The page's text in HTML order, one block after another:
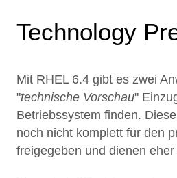
Technology
Mit RHEL 6.4 gibt es zwei
"technische Vorschau"
Betriebssystem finden.
noch nicht komplett für den
freigegeben und dienen